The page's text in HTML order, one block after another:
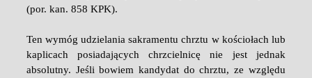
(por. kan. 858 KPK).
Ten wymóg udzielania sakramentu chrztu w kościołach lub
kaplicach posiadających chrzcielnicę nie jest jednak
absolutny. Jeśli bowiem kandydat do chrztu, ze względu